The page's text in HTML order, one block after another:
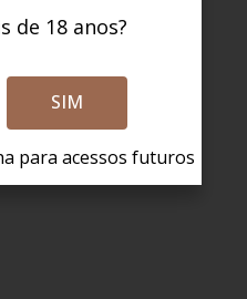
de 18 anos?
SIM
para acessos futuros